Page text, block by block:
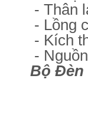
- Thân
- Lồng
- Kích
-
Bộ Đèn